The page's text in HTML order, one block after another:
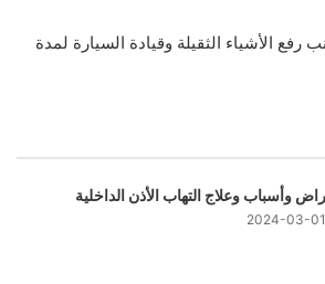
الأشياء الثقيلة وقيادة السيارة لمدة
وأسباب وعلاج التهاب الأذن الداخلية
2024-03-01